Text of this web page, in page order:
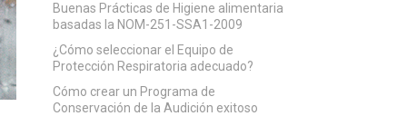
Buenas Prácticas de Higiene alimentaria
basadas la NOM-251-SSA1-2009
¿Cómo seleccionar el Equipo de
Protección Respiratoria adecuado?
Cómo crear un Programa de
Conservación de la Audición exitoso